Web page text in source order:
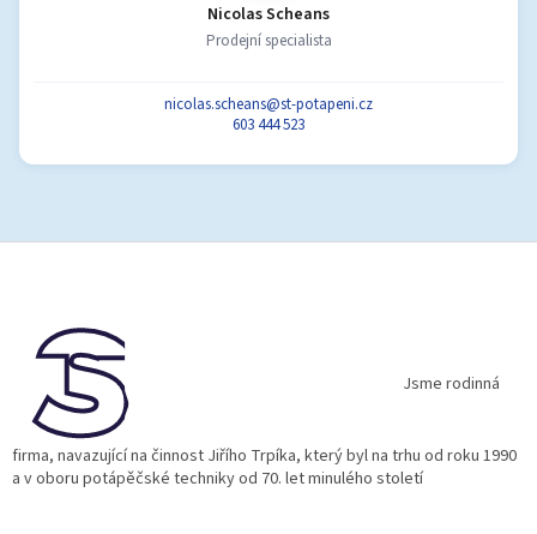
Nicolas Scheans
Prodejní specialista
nicolas.scheans@st-potapeni.cz
603 444 523
Jsme rodinná
firma, navazující na činnost Jiřího Trpíka, který byl na trhu od roku 1990
a v oboru potápěčské techniky od 70. let minulého století